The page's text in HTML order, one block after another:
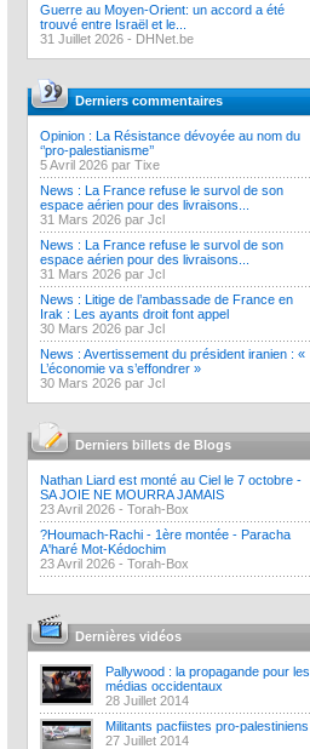
Guerre au Moyen-Orient: un accord a été
trouvé entre Israël et le...
31 Juillet 2026 - DHNet.be
Derniers commentaires
Opinion : La Résistance dévoyée au nom du
‘’pro-palestianisme’’
5 Avril 2026 par Tixe
News : La France refuse le survol de son
espace aérien pour des livraisons...
31 Mars 2026 par Jcl
News : La France refuse le survol de son
espace aérien pour des livraisons...
31 Mars 2026 par Jcl
News : Litige de l’ambassade de France en
Irak : Les ayants droit font appel
30 Mars 2026 par Jcl
News : Avertissement du président iranien : «
L’économie va s’effondrer »
30 Mars 2026 par Jcl
Derniers billets de Blogs
Nathan Liard est monté au Ciel le 7 octobre -
SA JOIE NE MOURRA JAMAIS
23 Avril 2026 - Torah-Box
?Houmach-Rachi - 1ère montée - Paracha
A'haré Mot-Kédochim
23 Avril 2026 - Torah-Box
Dernières vidéos
Pallywood : la propagande pour les
médias occidentaux
28 Juillet 2014
Militants pacfiistes pro-palestiniens
27 Juillet 2014